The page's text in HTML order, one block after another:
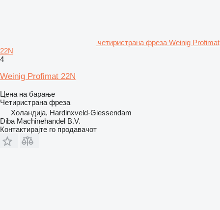
четиристрана фреза Weinig Profimat
22N
4
Weinig Profimat 22N
Цена на барање
Четиристрана фреза
Холандија, Hardinxveld-Giessendam
Diba Machinehandel B.V.
Контактирајте го продавачот